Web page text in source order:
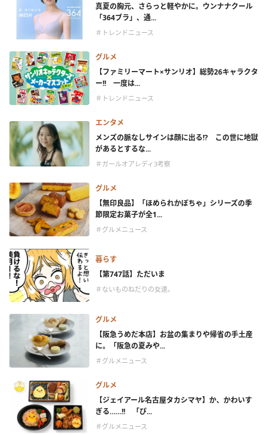
真夏の胸元、さらっと軽やかに。ウンナナクール
「364ブラ」、通...
＃トレンドニュース
グルメ
【ファミリーマート×サンリオ】総勢26キャラクタ
ー!! 一度は...
＃トレンドニュース
エンタメ
メンズの脈なしサインは顔に出る!? この世に地獄
があるとするな...
＃ガールオアレディ3考察
グルメ
【無印良品】「ほめられかぼちゃ」シリーズの季
節限定お菓子が全1...
＃グルメニュース
暮らす
【第747話】ただいま
＃ないものねだりの女達。
グルメ
【阪急うめだ本店】お盆の集まりや帰省の手土産
に。「阪急の夏みや...
＃グルメニュース
グルメ
【ジェイアール名古屋タカシマヤ】か、かわいす
ぎる……!! 「ぴ...
＃グルメニュース